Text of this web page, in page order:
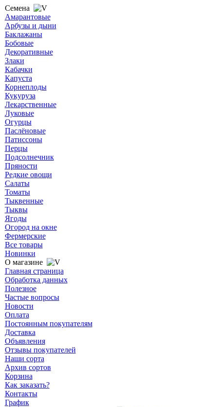
Семена
Амарантовые
Арбузы и дыни
Баклажаны
Бобовые
Декоративные
Злаки
Кабачки
Капуста
Корнеплоды
Кукуруза
Лекарственные
Луковые
Огурцы
Паслёновые
Патиссоны
Перцы
Подсолнечник
Пряности
Редкие овощи
Салаты
Томаты
Тыквенные
Тыквы
Ягоды
Огород на окне
Фермерские
Все товары
Новинки
О магазине
Главная страница
Обработка данных
Полезное
Частые вопросы
Новости
Оплата
Постоянным покупателям
Доставка
Объявления
Отзывы покупателей
Наши сорта
Архив сортов
Корзина
Как заказать?
Контакты
График